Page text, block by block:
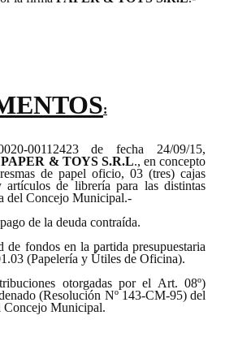
:
00112423 de fecha 24/09/15,
PAPER & TOYS S.R.L., en concepto
de papel oficio, 03 (tres) cajas
de librería para las distintas
del Concejo Municipal.-
de la deuda contraída.
de fondos en la partida presupuestaria
(Papelería y Útiles de Oficina).
otorgadas por el Art. 08º)
(Resolución Nº 143-CM-95) del
Concejo Municipal.